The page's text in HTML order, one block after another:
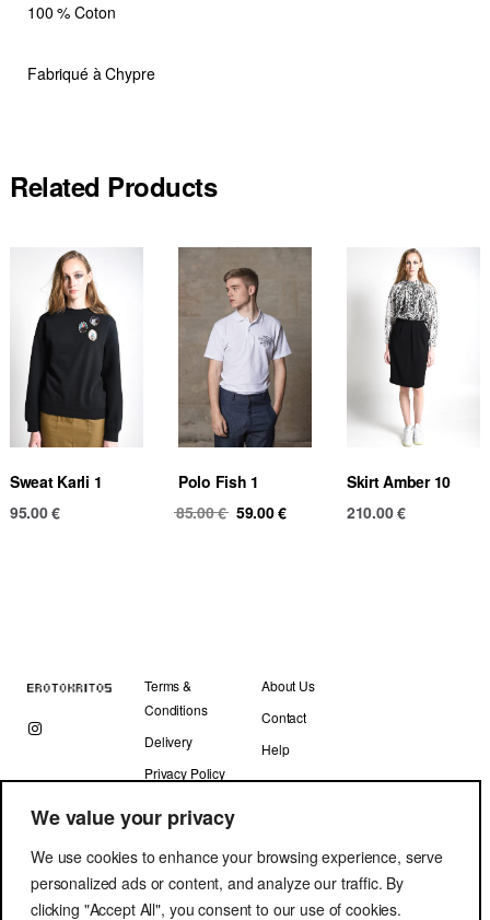
We value your privacy
We use cookies to enhance your browsing experience, serve
personalized ads or content, and analyze our traffic. By
clicking "Accept All", you consent to our use of cookies.
100 % Coton
Fabriqué à Chypre
Related Products
Sweat Karli 1
95.00€
Polo Fish 1
85.00€ Original
59.00€
Skirt Amber 10
210.00€
Terms &
Conditions
Delivery
Privacy Policy
About Us
Contact
Help